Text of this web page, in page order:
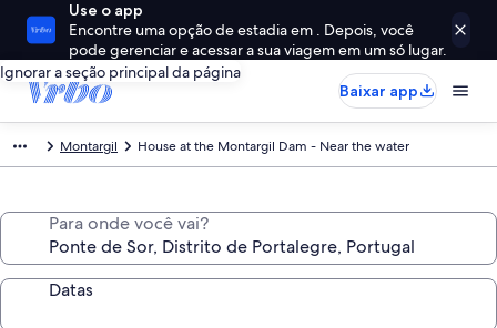
Use o app
Encontre uma opção de estadia em . Depois, você
pode gerenciar e acessar a sua viagem em um só lugar.
Ignorar a seção principal da página
Baixar app
Montargil House at the Montargil Dam - Near the water
Para onde você vai?
Datas